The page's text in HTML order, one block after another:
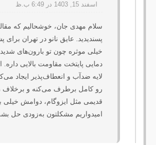
اسفند 15, 1403 در 6:49 ب.ظ
امیدواریم مشکلتون به‌زودی حل بشه.